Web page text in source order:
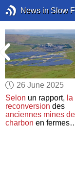
News in Slow
26 June 2025
Selon un rapport, la
reconversion des
anciennes mines de
charbon en fermes